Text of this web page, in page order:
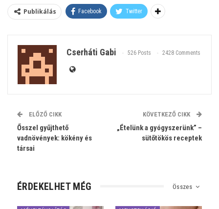
Publikálás Facebook Twitter
Cserháti Gabi 526 Posts 2428 Comments
ELŐZŐ CIKK
Ősszel gyűjthető
vadnövények: kökény és
társai
KÖVETKEZŐ CIKK
„Ételünk a gyógyszerünk” –
sütőtökös receptek
Összes
ÉRDEKELHET MÉG